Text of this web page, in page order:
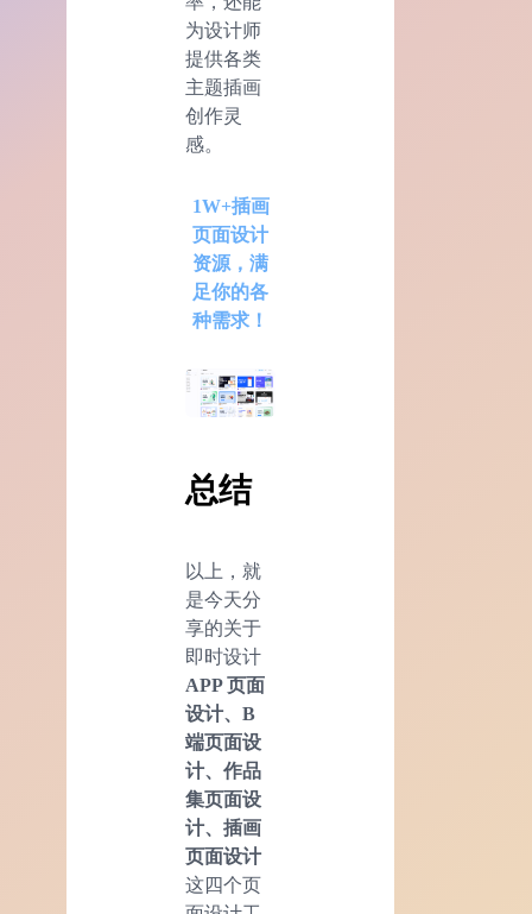
为设计师
提供各类
主题插画
创作灵
感。
1W+插画
页面设计
资源，满
足你的各
种需求！
总结
以上，就
是今天分
享的关于
即时设计
APP 页面
设计、B
端页面设
计、作品
集页面设
计、插画
页面设计
这四个页